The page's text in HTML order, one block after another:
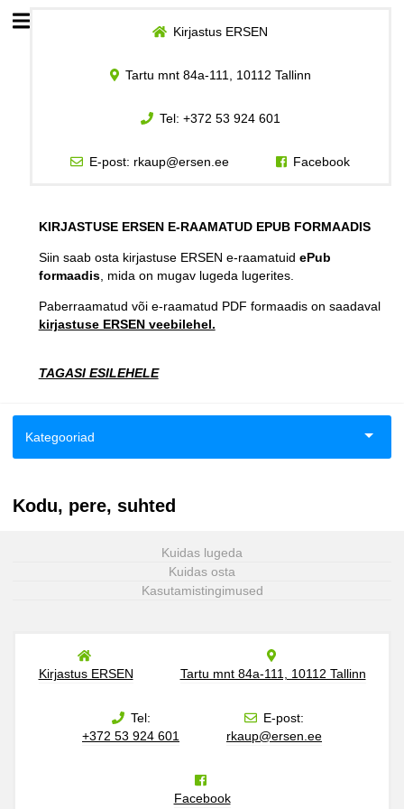
Kuidas osta
Kirjastus ERSEN
Tartu mnt 84a-111, 10112 Tallinn
Tel: +372 53 924 601
E-post: rkaup@ersen.ee Facebook
KIRJASTUSE ERSEN E-RAAMATUD EPUB FORMAADIS
Siin saab osta kirjastuse ERSEN e-raamatuid ePub
formaadis, mida on mugav lugeda lugerites.
Paberraamatud või e-raamatud PDF formaadis on saadaval
kirjastuse ERSEN veebilehel.
TAGASI ESILEHELE
Kategooriad
Kodu, pere, suhted
Kuidas lugeda
Kuidas osta
Kasutamistingimused
Kirjastus ERSEN Tartu mnt 84a-111, 10112 Tallinn
Tel:
+372 53 924 601
E-post:
rkaup@ersen.ee
Facebook